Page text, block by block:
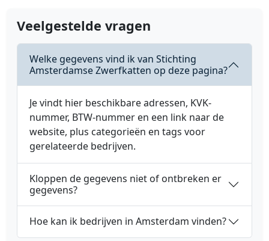
Veelgestelde vragen
Welke gegevens vind ik van Stichting
Amsterdamse Zwerfkatten op deze pagina?
Je vindt hier beschikbare adressen, KVK-
nummer, BTW-nummer en een link naar de
website, plus categorieën en tags voor
gerelateerde bedrijven.
Kloppen de gegevens niet of ontbreken er
gegevens?
Hoe kan ik bedrijven in Amsterdam vinden?